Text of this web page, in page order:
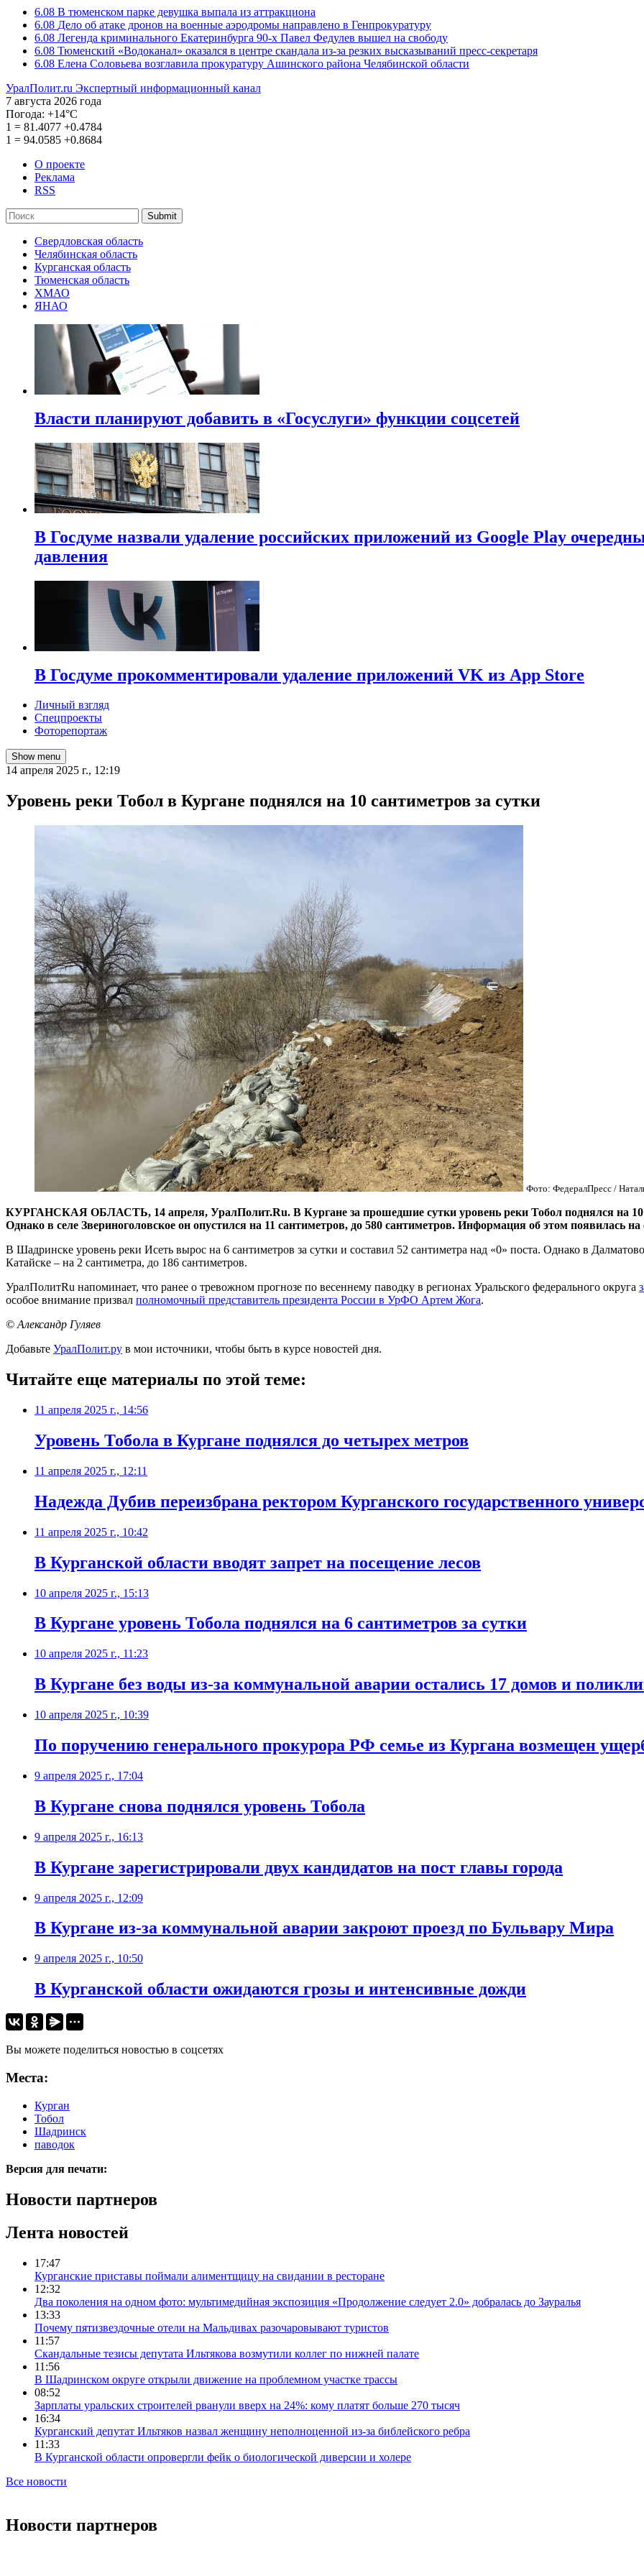
6.08 В тюменском парке девушка выпала из аттракциона
6.08 Дело об атаке дронов на военные аэродромы направлено в Генпрокуратуру
6.08 Легенда криминального Екатеринбурга 90-х Павел Федулев вышел на свободу
6.08 Тюменский «Водоканал» оказался в центре скандала из-за резких высказываний пресс-секретаря
6.08 Елена Соловьева возглавила прокуратуру Ашинского района Челябинской области
УралПолит.ru Экспертный информационный канал
7 августа 2026 года
Погода: +14°С
1 = 81.4077 +0.4784
1 = 94.0585 +0.8684
О проекте
Реклама
RSS
Submit
Свердловская область
Челябинская область
Курганская область
Тюменская область
ХМАО
ЯНАО
Власти планируют добавить в «Госуслуги» функции соцсетей
В Госдуме назвали удаление российских приложений из Google Play
давления
В Госдуме прокомментировали удаление приложений VK из App Store
Личный взгляд
Спецпроекты
Фоторепортаж
Show menu
14 апреля 2025 г., 12:19
Уровень реки Тобол в Кургане поднялся на 10 сантиметров за сутки
Фото: ФедералПресс /
КУРГАНСКАЯ ОБЛАСТЬ, 14 апреля, УралПолит.Ru. В Кургане за прошедшие сутки уровень реки Тобол поднялся на 10
Однако в селе Звериноголовское он опустился на 11 сантиметров, до 580 сантиметров. Информация об этом появилась на
В Шадринске уровень реки Исеть вырос на 6 сантиметров за сутки и составил 52 сантиметра над «0» поста. Однако в
Катайске – на 2 сантиметра, до 186 сантиметров.
УралПолитRu напоминает, что ранее о тревожном прогнозе по весеннему паводку в регионах Уральского федерального округа
особое внимание призвал полномочный представитель президента России в УрФО Артем Жога.
© Александр Гуляев
Добавьте УралПолит.ру в мои источники, чтобы быть в курсе новостей дня.
Читайте еще материалы по этой теме:
11 апреля 2025 г., 14:56
Уровень Тобола в Кургане поднялся до четырех метров
11 апреля 2025 г., 12:11
Надежда Дубив переизбрана ректором Курганского государственного
11 апреля 2025 г., 10:42
В Курганской области вводят запрет на посещение лесов
10 апреля 2025 г., 15:13
В Кургане уровень Тобола поднялся на 6 сантиметров за сутки
10 апреля 2025 г., 11:23
В Кургане без воды из-за коммунальной аварии остались 17 домов и
10 апреля 2025 г., 10:39
По поручению генерального прокурора РФ семье из Кургана возмещен
9 апреля 2025 г., 17:04
В Кургане снова поднялся уровень Тобола
9 апреля 2025 г., 16:13
В Кургане зарегистрировали двух кандидатов на пост главы города
9 апреля 2025 г., 12:09
В Кургане из-за коммунальной аварии закроют проезд по Бульвару Мира
9 апреля 2025 г., 10:50
В Курганской области ожидаются грозы и интенсивные дожди
Вы можете поделиться новостью в соцсетях
Места:
Курган
Тобол
Шадринск
паводок
Версия для печати:
Новости партнеров
Лента новостей
17:47
Курганские приставы поймали алиментщицу на свидании в ресторане
12:32
Два поколения на одном фото: мультимедийная экспозиция «Продолжение следует 2.0» добралась до Зауралья
13:33
Почему пятизвездочные отели на Мальдивах разочаровывают туристов
11:57
Скандальные тезисы депутата Ильтякова возмутили коллег по нижней палате
11:56
В Шадринском округе открыли движение на проблемном участке трассы
08:52
Зарплаты уральских строителей рванули вверх на 24%: кому платят больше 270 тысяч
16:34
Курганский депутат Ильтяков назвал женщину неполноценной из-за библейского ребра
11:33
В Курганской области опровергли фейк о биологической диверсии и холере
Все новости
Новости партнеров